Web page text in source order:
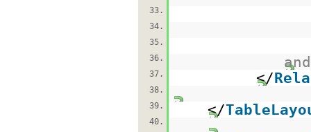
33.
34.
35.
36.
37. </
38.
39.
</
40.